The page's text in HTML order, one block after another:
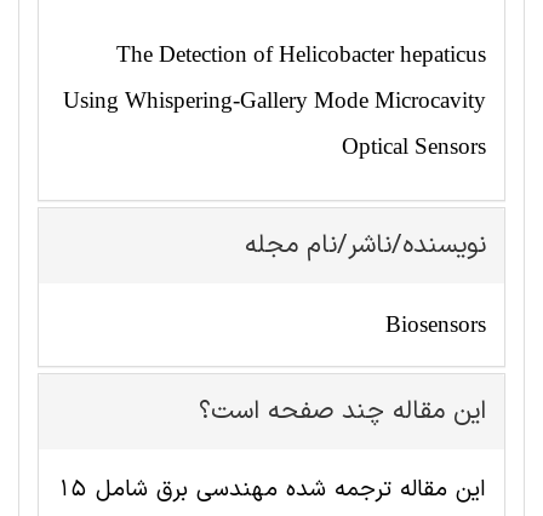
The Detection of Helicobacter hepaticus
Using Whispering-Gallery Mode Microcavity
Optical Sensors
نویسنده/ناشر/نام مجله
Biosensors
این مقاله چند صفحه است؟
این مقاله ترجمه شده مهندسی برق شامل 15